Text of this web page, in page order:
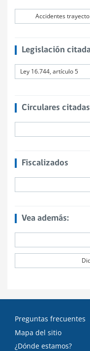
Accidentes
Legislación citada
Ley 16.744, artículo 5
Circulares citadas
Fiscalizados
Vea además:
Preguntas frecuentes
Mapa del sitio
¿Dónde estamos?